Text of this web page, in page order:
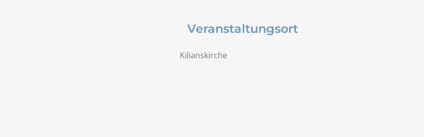
Veranstaltungsort
Kilianskirche